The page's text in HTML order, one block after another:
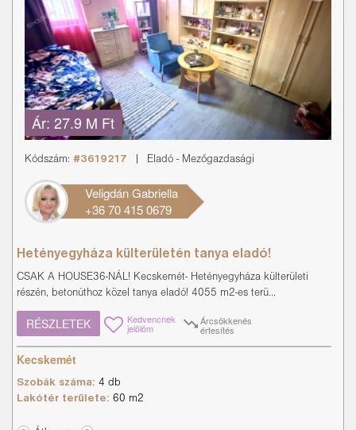
Ár: 27.9 M Ft
Kódszám: #3619217 Eladó - Mezőgazdasági
Veligdán Gabriella
+36 70 415 0679
Hetényegyháza külterületén tanya eladó!
CSAK A HOUSE36-NÁL! Kecskemét- Hetényegyháza külterületi
részén, betonúthoz közel tanya eladó! 4055 m2-es terü...
RÉSZLETEK Kedvencnek
jelölöm
Árcsökkenés
értesítés
Kecskemét
Szobák száma: 4 db
Lakótér területe: 60 m2